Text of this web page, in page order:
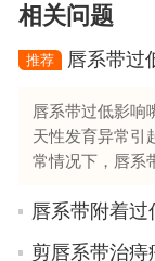
相关问题
推荐 唇系带过
唇系带过低影响
天性发育异常引
常情况下，唇系
唇系带附着
剪唇系带治痔